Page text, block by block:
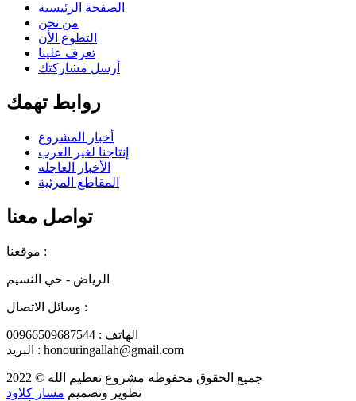
الصفحة الرئيسية
من نحن
التطوع الأن
تعرف علينا
أرسل مشاركتك
روابط تهمك
أخبار المشروع
إنتاجنا لغير العرب
الأخبار العاجله
المقاطع المرئية
تواصل معنا
موقعنا :
الرياض - حي النسيم
وسائل الاتصال :
الهاتف : 00966509687544
البريد : honouringallah@gmail.com
جميع الحقوق محفوظه مشروع تعظيم الله © 2022
تطوير وتصميم مسار كلاود